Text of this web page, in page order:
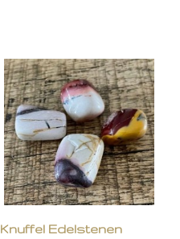
Knuffel Edelstenen